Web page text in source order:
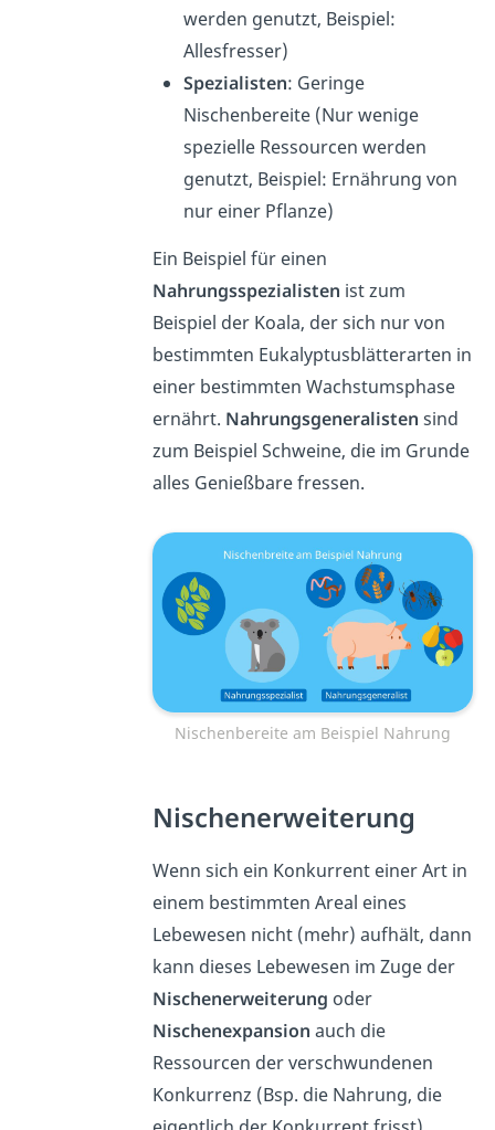
werden genutzt, Beispiel:
Allesfresser)
Spezialisten: Geringe
Nischenbereite (Nur wenige
spezielle Ressourcen werden
genutzt, Beispiel: Ernährung von
nur einer Pflanze)
Ein Beispiel für einen
Nahrungsspezialisten ist zum
Beispiel der Koala, der sich nur von
bestimmten Eukalyptusblätterarten in
einer bestimmten Wachstumsphase
ernährt. Nahrungsgeneralisten sind
zum Beispiel Schweine, die im Grunde
alles Genießbare fressen.
Nischenbereite am Beispiel Nahrung
Nischenerweiterung
Wenn sich ein Konkurrent einer Art in
einem bestimmten Areal eines
Lebewesen nicht (mehr) aufhält, dann
kann dieses Lebewesen im Zuge der
Nischenerweiterung oder
Nischenexpansion auch die
Ressourcen der verschwundenen
Konkurrenz (Bsp. die Nahrung, die